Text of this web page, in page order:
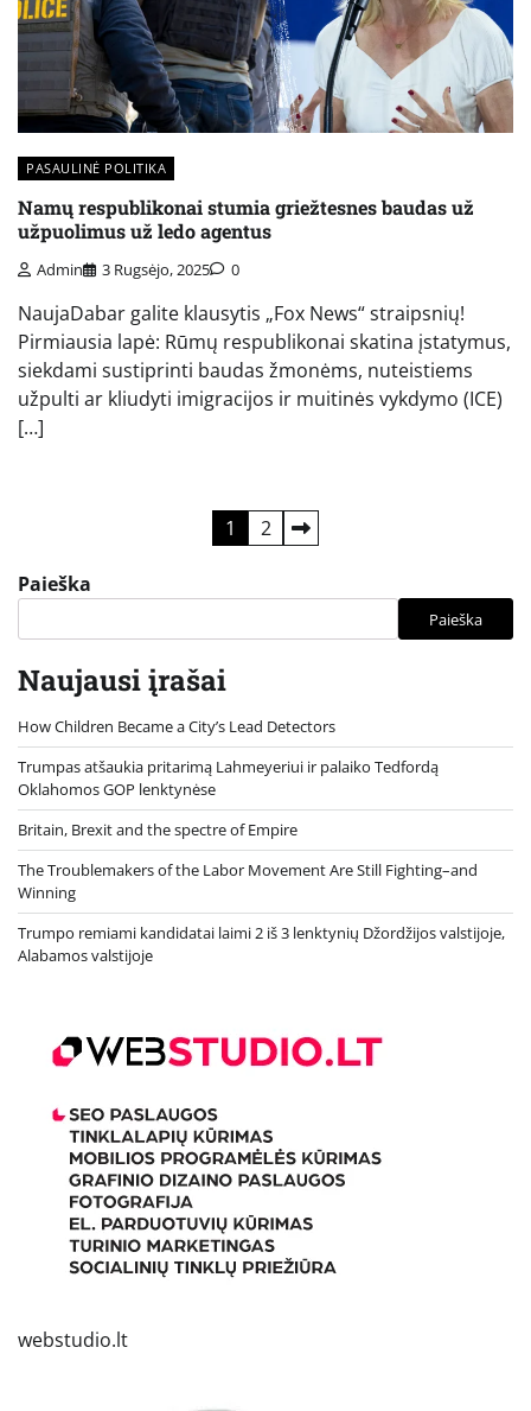
PASAULINĖ POLITIKA
Namų respublikonai stumia griežtesnes baudas už
užpuolimus už ledo agentus
Admin 3 Rugsėjo, 2025 0
NaujaDabar galite klausytis „Fox News“ straipsnių!
Pirmiausia lapė: Rūmų respublikonai skatina įstatymus,
siekdami sustiprinti baudas žmonėms, nuteistiems
užpulti ar kliudyti imigracijos ir muitinės vykdymo (ICE)
[…]
puslapiavimas
1 2
Paieška
Paieška
Naujausi įrašai
How Children Became a City’s Lead Detectors
Trumpas atšaukia pritarimą Lahmeyeriui ir palaiko Tedfordą
Oklahomos GOP lenktynėse
Britain, Brexit and the spectre of Empire
The Troublemakers of the Labor Movement Are Still Fighting–and
Winning
Trumpo remiami kandidatai laimi 2 iš 3 lenktynių Džordžijos valstijoje,
Alabamos valstijoje
webstudio.lt